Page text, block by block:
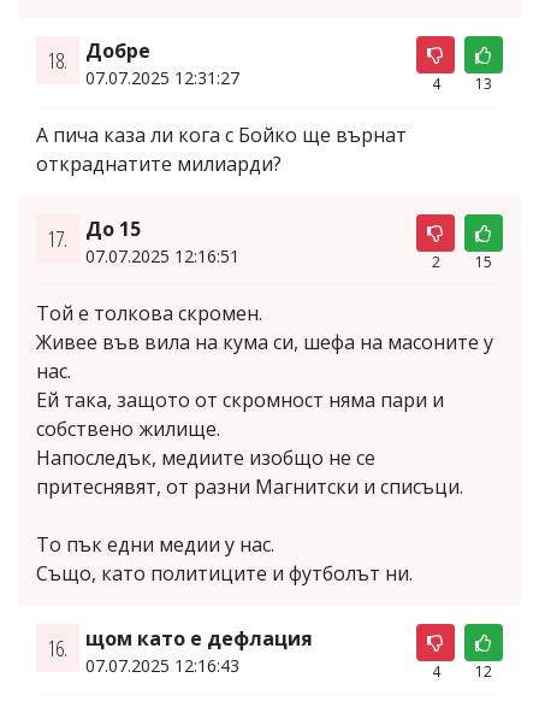
18. Добре
07.07.2025 12:31:27 4 13
А пича каза ли кога с Бойко ще върнат
откраднатите милиарди?
17. До 15
07.07.2025 12:16:51 2 15
Той е толкова скромен.
Живее във вила на кума си, шефа на масоните у
нас.
Ей така, защото от скромност няма пари и
собствено жилище.
Напоследък, медиите изобщо не се
притеснявят, от разни Магнитски и списъци.
То пък едни медии у нас.
Също, като политиците и футболът ни.
16. щом като е дефлация
07.07.2025 12:16:43 4 12